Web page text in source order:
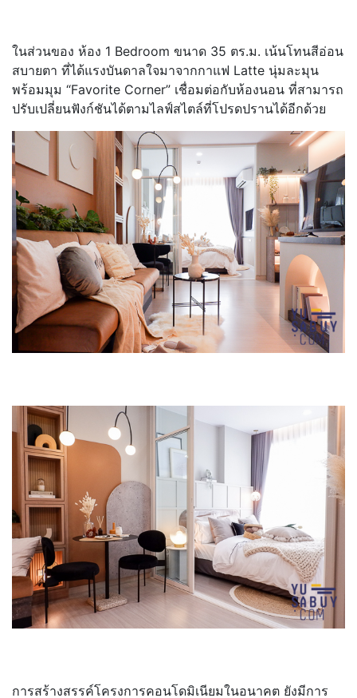
ในส่วนของ ห้อง 1 Bedroom ขนาด 35 ตร.ม. เน้นโทนสีอ่อน
สบายตา ที่ได้แรงบันดาลใจมาจากกาแฟ Latte นุ่มละมุน
พร้อมมุม “Favorite Corner” เชื่อมต่อกับห้องนอน ที่สามารถ
ปรับเปลี่ยนฟังก์ชันได้ตามไลฟ์สไตล์ที่โปรดปรานได้อีกด้วย
การสร้างสรรค์โครงการคอนโดมิเนียมในอนาคต ยังมีการ